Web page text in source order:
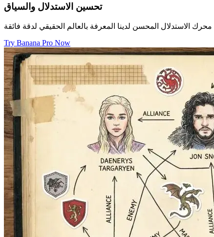
تحسين الاستدلال والسياق
Try Banana Pro Now